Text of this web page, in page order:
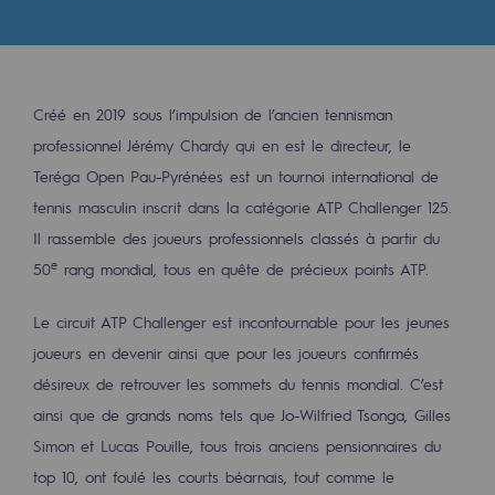
Gaz renouvelables et procédés
Pyrogazéification et gazéification
Méthanation
Captage de CO2
Concertations CH4, H2 et CO2
Espace pédagogique
Espace pédagogique
2050 : un monde d’énergies
Créé en 2019 sous l’impulsion de l’ancien tennisman
professionnel Jérémy Chardy qui en est le directeur, le
Teréga Open Pau-Pyrénées est un tournoi international de
tennis masculin inscrit dans la catégorie ATP Challenger 125.
Il rassemble des joueurs professionnels classés à partir du
50e rang mondial, tous en quête de précieux points ATP.
Le circuit ATP Challenger est incontournable pour les jeunes
joueurs en devenir ainsi que pour les joueurs confirmés
désireux de retrouver les sommets du tennis mondial. C’est
ainsi que de grands noms tels que Jo-Wilfried Tsonga, Gilles
Simon et Lucas Pouille, tous trois anciens pensionnaires du
top 10, ont foulé les courts béarnais, tout comme le